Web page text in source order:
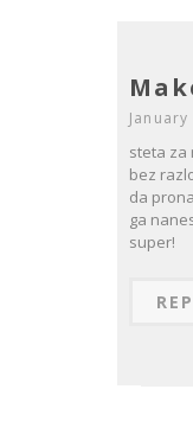
steta za
bez
da
ga
super!